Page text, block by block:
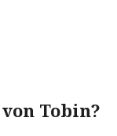
Tobin?